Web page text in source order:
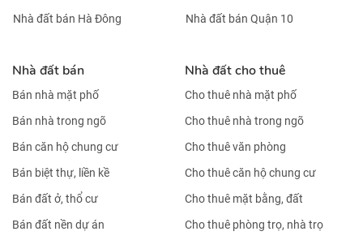
Nhà đất bán Hà Đông Nhà đất bán Quận 10
Nhà đất bán
Bán nhà mặt phố
Bán nhà trong ngõ
Bán căn hộ chung cư
Bán biệt thự, liền kề
Bán đất ở, thổ cư
Bán đất nền dự án
Nhà đất cho thuê
Cho thuê nhà mặt phố
Cho thuê nhà trong ngõ
Cho thuê văn phòng
Cho thuê căn hộ chung cư
Cho thuê mặt bằng, đất
Cho thuê phòng trọ, nhà trọ